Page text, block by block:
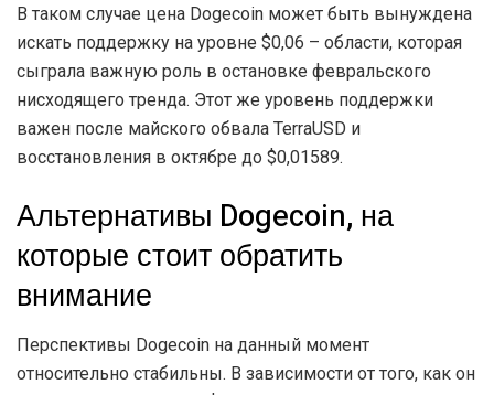
В таком случае цена Dogecoin может быть вынуждена
искать поддержку на уровне $0,06 – области, которая
сыграла важную роль в остановке февральского
нисходящего тренда. Этот же уровень поддержки
важен после майского обвала TerraUSD и
восстановления в октябре до $0,01589.
Альтернативы Dogecoin, на
которые стоит обратить
внимание
Перспективы Dogecoin на данный момент
относительно стабильны. В зависимости от того, как он